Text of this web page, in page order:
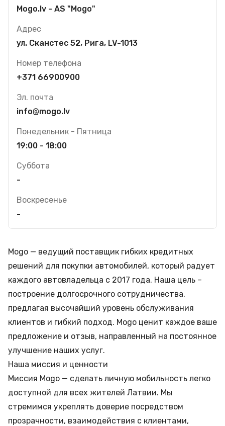
Mogo.lv - AS "Mogo"
Адрес
ул. Сканстес 52, Рига, LV-1013
Номер телефона
+371 66900900
Эл. почта
info@mogo.lv
Понедельник - Пятница
19:00 - 18:00
Суббота
-
Воскресенье
-
Mogo — ведущий поставщик гибких кредитных
решений для покупки автомобилей, который радует
каждого автовладельца с 2017 года. Наша цель –
построение долгосрочного сотрудничества,
предлагая высочайший уровень обслуживания
клиентов и гибкий подход. Mogo ценит каждое ваше
предложение и отзыв, направленный на постоянное
улучшение наших услуг.
Наша миссия и ценности
Миссия Mogo — сделать личную мобильность легко
доступной для всех жителей Латвии. Мы
стремимся укреплять доверие посредством
прозрачности, взаимодействия с клиентами,